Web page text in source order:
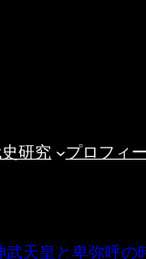
研究 プロフィ
武天皇と卑弥呼の